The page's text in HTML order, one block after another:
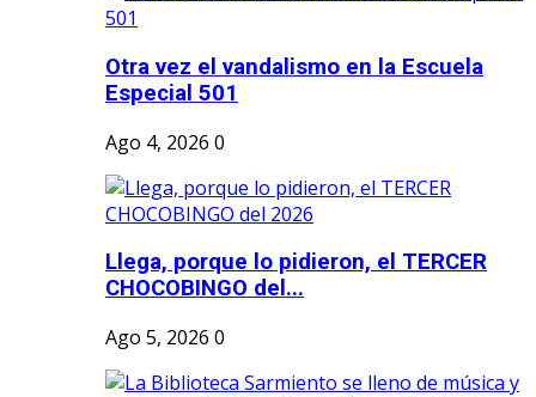
Otra vez el vandalismo en la Escuela
Especial 501
Ago 4, 2026 0
Llega, porque lo pidieron, el TERCER
CHOCOBINGO del...
Ago 5, 2026 0